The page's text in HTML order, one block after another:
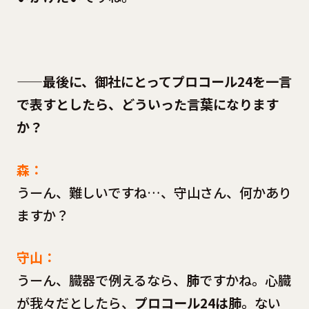
——最後に、御社にとってプロコール24を一言
で表すとしたら、どういった言葉になります
か？
森：
うーん、難しいですね…、守山さん、何かあり
ますか？
守山：
うーん、臓器で例えるなら、 肺ですかね。心臓
が我々だとしたら、 プロコール24は肺。ない